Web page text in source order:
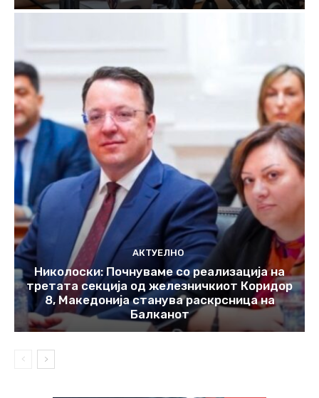
АКТУЕЛНО
Николоски: Почнуваме со реализација на
третата секција од железничкиот Коридор
8, Македонија станува раскрсница на
Балканот